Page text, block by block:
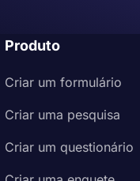
Produto
Criar um formulário
Criar uma pesquisa
Criar um questionário